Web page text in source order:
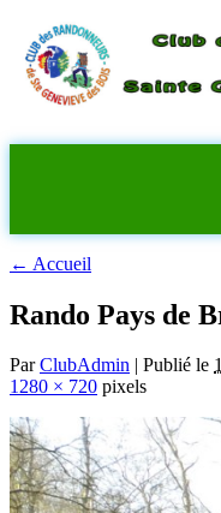
← Accueil
Rando Pays de
Par ClubAdmin | Publié le
1280 × 720 pixels